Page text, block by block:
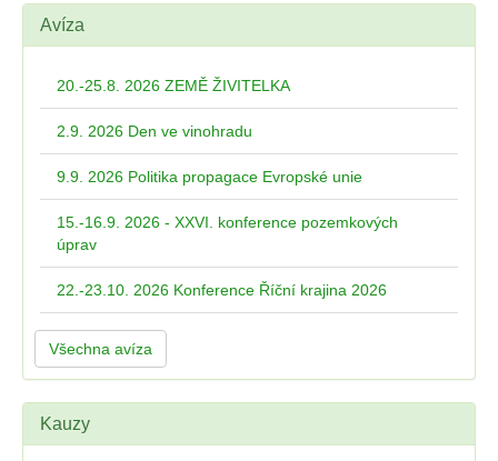
Avíza
20.-25.8. 2026 ZEMĚ ŽIVITELKA
2.9. 2026 Den ve vinohradu
9.9. 2026 Politika propagace Evropské unie
15.-16.9. 2026 - XXVI. konference pozemkových
úprav
22.-23.10. 2026 Konference Říční krajina 2026
Všechna avíza
Kauzy